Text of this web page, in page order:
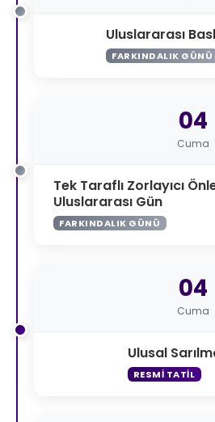
Uluslararası
FARKINDALIK GÜNÜ
04
Cuma
Tek Taraflı Zorlayıcı
Uluslararası Gün
FARKINDALIK GÜNÜ
04
Cuma
Ulusal
RESMI TATIL